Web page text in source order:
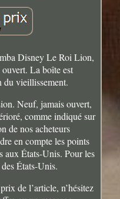
Disney Le Roi Lion,
La boîte est
du vieillissement.
Neuf, jamais ouvert,
comme indiqué sur
de nos acheteurs
en compte les points
aux États-Unis. Pour les
États-Unis.
de l’article, n’hésitez